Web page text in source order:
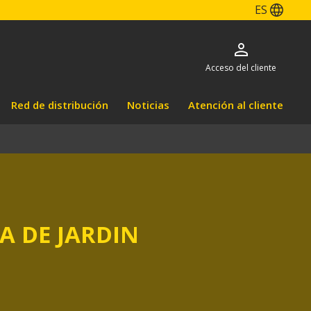
ES
Acceso del cliente
Red de distribución Noticias Atención al cliente
DE JARDIN